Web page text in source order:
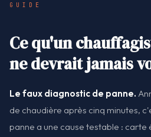
GUIDE
Ce qu'un
ne devrait jamais
Le faux diagnostic de panne.
de chaudière après cinq minutes,
panne a une cause testable : carte